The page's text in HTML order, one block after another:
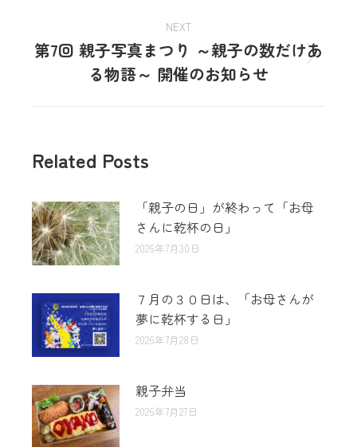
NEXT
第7回 親子写真まつり ～親子の数だけあ
る物語～ 開催のお知らせ
Related Posts
「親子の日」が終わって「お母
さんに乾杯の日」
2026年7月30日
７月の３０日は、「お母さんが
夢に乾杯する日」
2026年7月28日
親子弁当
2026年7月27日